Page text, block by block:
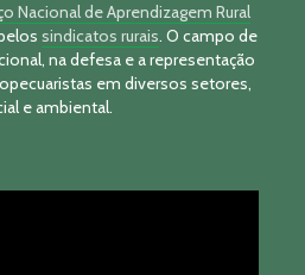
Nacional de Aprendizagem Rural
sindicatos rurais. O campo de
na defesa e a representação
em diversos setores,
e ambiental.